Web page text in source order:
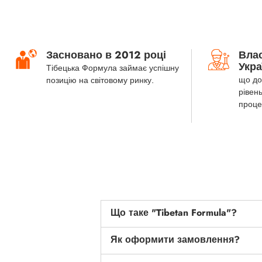
Засновано в 2012 році
Тібецька Формула займає успішну
позицію на світовому ринку.
що
Що таке "Tibetan Formula"?
Як оформити замовлення?